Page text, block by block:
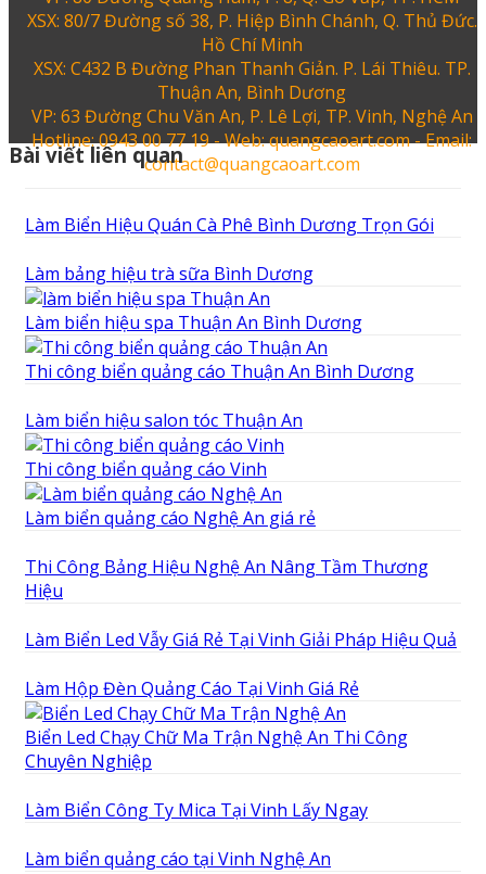
XSX: 80/7 Đường số 38, P. Hiệp Bình Chánh, Q. Thủ Đức.
Hồ Chí Minh
XSX: C432 B Đường Phan Thanh Giản. P. Lái Thiêu. TP.
Thuận An, Bình Dương
VP: 63 Đường Chu Văn An, P. Lê Lợi, TP. Vinh, Nghệ An
Hotline: 0943 00 77 19 - Web: quangcaoart.com - Email:
contact@quangcaoart.com
Bài viết liên quan
Làm Biển Hiệu Quán Cà Phê Bình Dương Trọn Gói
Làm bảng hiệu trà sữa Bình Dương
Làm biển hiệu spa Thuận An Bình Dương
Thi công biển quảng cáo Thuận An Bình Dương
Làm biển hiệu salon tóc Thuận An
Thi công biển quảng cáo Vinh
Làm biển quảng cáo Nghệ An giá rẻ
Thi Công Bảng Hiệu Nghệ An Nâng Tầm Thương
Hiệu
Làm Biển Led Vẫy Giá Rẻ Tại Vinh Giải Pháp Hiệu Quả
Làm Hộp Đèn Quảng Cáo Tại Vinh Giá Rẻ
Biển Led Chạy Chữ Ma Trận Nghệ An Thi Công
Chuyên Nghiệp
Làm Biển Công Ty Mica Tại Vinh Lấy Ngay
Làm biển quảng cáo tại Vinh Nghệ An